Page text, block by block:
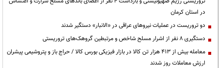
در استان کرمان
دو تروریست در عملیات نیروهای عراقی در «الانبار» دستگیر شدند
دستگیری ۸ نفر از اشرار مسلح شاخص و مرتبطین گروهک‌های تروریستی
معامله بیش از ۴۱۳ هزار تن کالا در بازار فیزیکی بورس کالا / حراج باز و پتروشیمی پیشران
ارزش معاملات روز شدند